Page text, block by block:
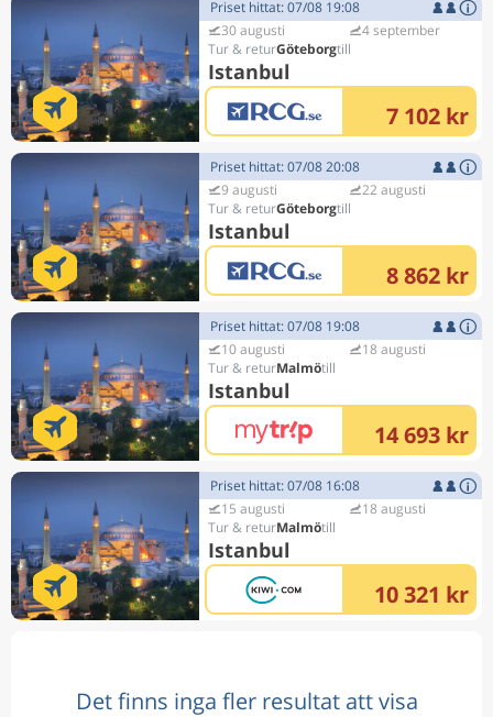
Priset hittat: 07/08 19:08
30 augusti
Göteborg
Istanbul
4 september
7 102 kr
Priset hittat: 07/08 20:08
9 augusti
Göteborg
Istanbul
22 augusti
8 862 kr
Priset hittat: 07/08 19:08
10 augusti
Malmö
Istanbul
18 augusti
14 693 kr
Priset hittat: 07/08 16:08
15 augusti
Malmö
Istanbul
18 augusti
10 321 kr
Det finns inga fler resultat att visa